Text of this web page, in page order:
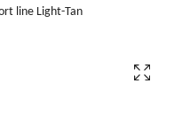
line Light-Tan